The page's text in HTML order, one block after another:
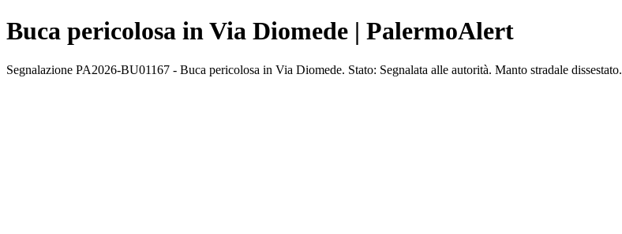
Buca pericolosa in Via Diomede | PalermoAlert
Segnalazione PA2026-BU01167 - Buca pericolosa in Via Diomede. Stato: Segnalata alle autorità. Manto stradale dissestato.